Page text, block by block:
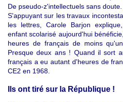
De pseudo-z'intellectuels sans doute.
S'appuyant sur les travaux
les lettres, Carole Barjon
enfant scolarisé aujourd'hui
heures de français de moins
Presque deux ans ! Quand il sort
français a eu autant d'heures de
CE2 en 1968.
Ils ont tiré sur la République !